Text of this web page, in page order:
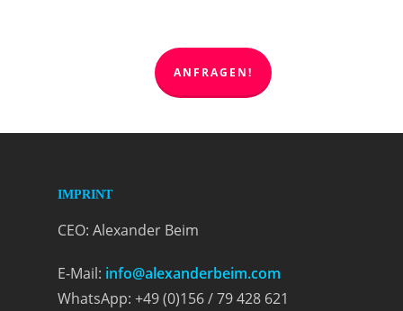
ANFRAGEN!
IMPRINT
CEO: Alexander Beim
E-Mail: info@alexanderbeim.com
WhatsApp: +49 (0)156 / 79 428 621